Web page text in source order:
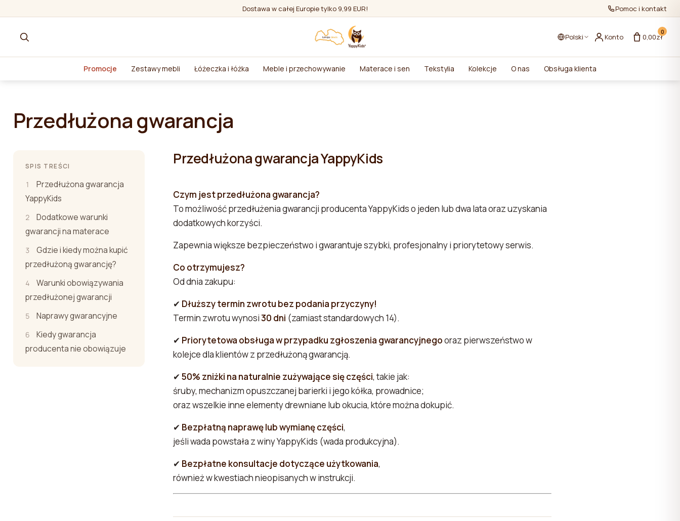
Dostawa w całej Europie tylko 9,99 EUR! Pomoc i kontakt
Polski Konto
0
0,00zł
Promocje Zestawy mebli Łóżeczka i łóżka Meble i przechowywanie Materace i sen Tekstylia Kolekcje O nas Obsługa klienta
Przedłużona gwarancja
SPIS TREŚCI
Przedłużona gwarancja
YappyKids
Dodatkowe warunki
gwarancji na materace
Gdzie i kiedy można kupić
przedłużoną gwarancję?
Warunki obowiązywania
przedłużonej gwarancji
Naprawy gwarancyjne
Kiedy gwarancja
producenta nie obowiązuje
Przedłużona gwarancja YappyKids
Czym jest przedłużona gwarancja?
To możliwość przedłużenia gwarancji producenta YappyKids o jeden lub dwa lata oraz uzyskania
dodatkowych korzyści.
Zapewnia większe bezpieczeństwo i gwarantuje szybki, profesjonalny i priorytetowy serwis.
Co otrzymujesz?
Od dnia zakupu:
✔ Dłuższy termin zwrotu bez podania przyczyny!
Termin zwrotu wynosi30 dni (zamiast standardowych 14).
✔ Priorytetowa obsługa w przypadku zgłoszenia gwarancyjnegooraz pierwszeństwo w
kolejce dla klientów z przedłużoną gwarancją.
✔50% zniżki na naturalnie zużywające się części, takie jak:
śruby, mechanizm opuszczanej barierki i jego kółka, prowadnice;
oraz wszelkie inne elementy drewniane lub okucia, które można dokupić.
✔ Bezpłatną naprawę lub wymianę części,
jeśli wada powstała z winy YappyKids (wada produkcyjna).
✔ Bezpłatne konsultacje dotyczące użytkowania,
również w kwestiach nieopisanych w instrukcji.